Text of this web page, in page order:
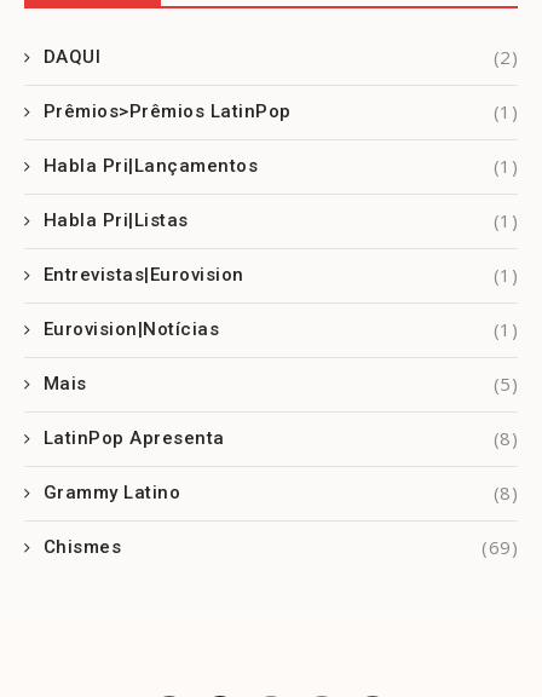
DAQUI (2)
Prêmios>Prêmios LatinPop (1)
Habla Pri|Lançamentos (1)
Habla Pri|Listas (1)
Entrevistas|Eurovision (1)
Eurovision|Notícias (1)
Mais (5)
LatinPop Apresenta (8)
Grammy Latino (8)
Chismes (69)